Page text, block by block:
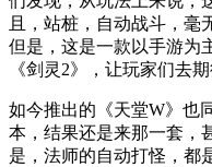
且，站桩，自动战斗，毫
但是，这是一款以手游为
《剑灵2》，让玩家们去
如今推出的《天堂W》也
本，结果还是来那一套，
是，法师的自动打怪，都